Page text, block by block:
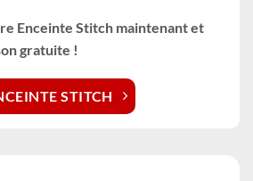
Enceinte Stitch maintenant et
gratuite !
STITCH